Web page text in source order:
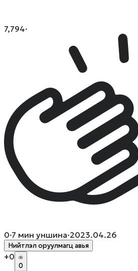
7,794·
0·7 мин уншина·2023.04.26
Нийтлэл оруулмагц авья
+0
0